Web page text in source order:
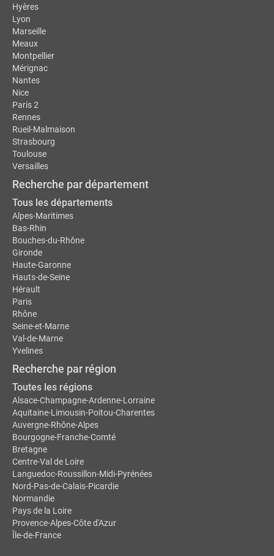
Hyères
Lyon
Marseille
Meaux
Montpellier
Mérignac
Nantes
Nice
Paris 2
Rennes
Rueil-Malmaison
Strasbourg
Toulouse
Versailles
Recherche par département
Tous les départements
Alpes-Maritimes
Bas-Rhin
Bouches-du-Rhône
Gironde
Haute-Garonne
Hauts-de-Seine
Hérault
Paris
Rhône
Seine-et-Marne
Val-de-Marne
Yvelines
Recherche par région
Toutes les régions
Alsace-Champagne-Ardenne-Lorraine
Aquitaine-Limousin-Poitou-Charentes
Auvergne-Rhône-Alpes
Bourgogne-Franche-Comté
Bretagne
Centre-Val de Loire
Languedoc-Roussillon-Midi-Pyrénées
Nord-Pas-de-Calais-Picardie
Normandie
Pays de la Loire
Provence-Alpes-Côte d'Azur
Île-de-France